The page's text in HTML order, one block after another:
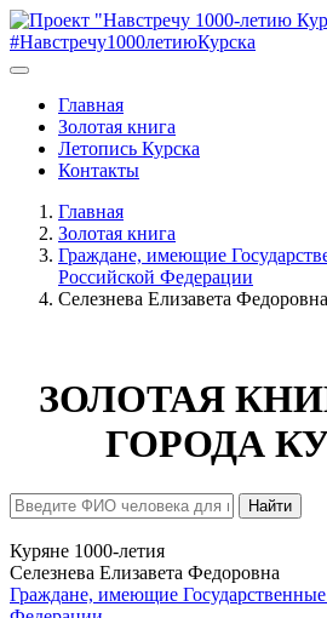
#Навстречу1000летиюКурска
Главная
Золотая книга
Летопись Курска
Контакты
Главная
Золотая книга
Граждане, имеющие
Российской Федерации
Селезнева Елизавета Федоровна
ЗОЛОТАЯ
ГОРОДА
Найти
Куряне 1000-летия
Селезнева Елизавета Федоровна
Граждане, имеющие